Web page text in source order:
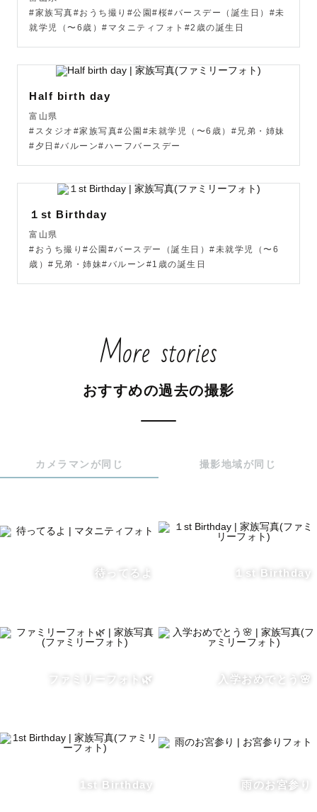
写真というカタチで残しませんか？
子供が大きくなってから、ふと見返して
「こんな頃もあったな…」「こんなに大きくなって」とあ
『何気ない日常の幸せ』
『特別な日の幸せ』
📷撮影に関して
当日までに、撮影のシチュエーションの詳細を一緒に考え
ていきましょう。
「どんな写真を残したいのか」「どんな場所で撮影したい
のか」など色々と教えて下さい！
撮影中は皆さんに楽しんでいただけよう、私自身も全力で
楽しみながら撮影させていただきます🌟
🗾撮影エリアについて
富山県在住のため、撮影エリアは基本的に富山県内、もし
・土日祝日中心に活動しております。
のDMにてご相談下さい。
す。
◎木製753プレート
◎ブーケ（ホワイト、ピンク、ひまわり）
◎ウエディングベール
#家族写真#おうち撮り#公園#桜#バースデー（誕生日）#未
就学児（〜6歳）#マタニティフォト#2歳の誕生日
Half birth day
富山県
#スタジオ#家族写真#公園#未就学児（〜6歳）#兄弟・姉妹
#夕日#バルーン#ハーフバースデー
１st Birthday
富山県
#おうち撮り#公園#バースデー（誕生日）#未就学児（〜6
歳）#兄弟・姉妹#バルーン#1歳の誕生日
More stories
おすすめの過去の撮影
カメラマンが同じ 撮影地域が同じ
待ってるよ １st Birthday
ファミリーフォト🌿 入学おめでとう🌸
1st Birthday 雨のお宮参り